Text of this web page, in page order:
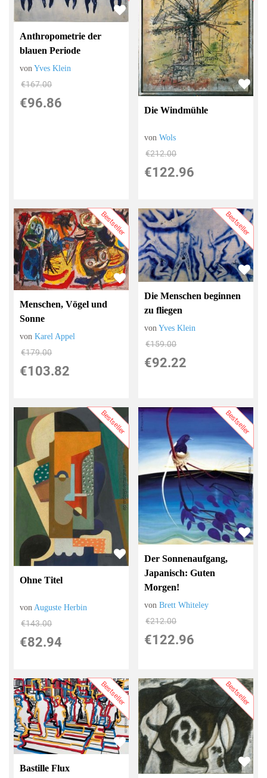
Anthropometrie der
blauen Periode
vonYves Klein
€167.00
€96.86 Die Windmühle
vonWols
€212.00
€122.96
Bestseller
Menschen, Vögel und
Sonne
vonKarel Appel
€179.00
€103.82
Bestseller
Die Menschen beginnen
zu fliegen
vonYves Klein
€159.00
€92.22
Bestseller
Ohne Titel
von Auguste Herbin
€143.00
€82.94
Bestseller
Der Sonnenaufgang,
Japanisch: Guten
Morgen!
vonBrett Whiteley
€212.00
€122.96
Bestseller
Bastille Flux
Bestseller